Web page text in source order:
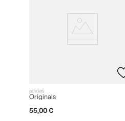
adidas
Originals
55,00 €